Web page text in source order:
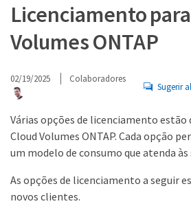
Licenciamento
Volumes ONTAP
02/19/2025 Colaboradores
Sugerir
Várias opções de licenciamento estão
Cloud Volumes ONTAP. Cada opção
um modelo de consumo que atenda às
As opções de licenciamento a seguir
novos clientes.